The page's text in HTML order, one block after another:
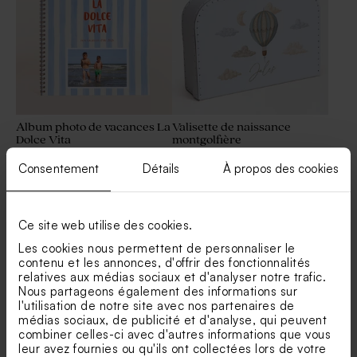
Consentement Détails À propos des cookies
Ce site web utilise des cookies.
Les cookies nous permettent de personnaliser le
contenu et les annonces, d'offrir des fonctionnalités
relatives aux médias sociaux et d'analyser notre trafic.
Nous partageons également des informations sur
l'utilisation de notre site avec nos partenaires de
médias sociaux, de publicité et d'analyse, qui peuvent
combiner celles-ci avec d'autres informations que vous
leur avez fournies ou qu'ils ont collectées lors de votre
Album photo de vacances La
Dolce Vita
Valisette de naissance
montgolfière
Nouveautés
Cadre coulissant en bois
pour photos de vacances
Affiche maîtresse dessin